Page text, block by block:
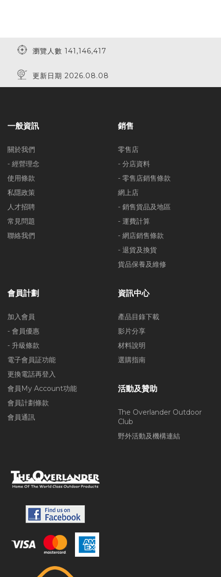
瀏覽人數 141,146,417
更新日期 2026.08.08
一般資訊
關於我們
- 經營理念
使用條款
私隱政策
人才招聘
常見問題
聯絡我們
銷售
零售店
- 分店資料
- 零售店銷售條款
網上店
- 銷售貨品及地區
- 運費計算
- 網店銷售條款
- 退貨及換貨
貨品保養及維修
會員計劃
加入會員
- 會員優惠
- 升級條款
電子會員証功能
更換電話再登入
會員My Account功能
會員計劃條款
會員通訊
資訊中心
產品目錄下載
影片分享
材料說明
選購指南
活動及贊助
The Overlander Outdoor
Club
野外活動及機構連結